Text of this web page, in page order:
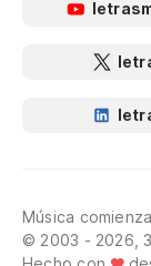
Música
© 2003 - 2026,